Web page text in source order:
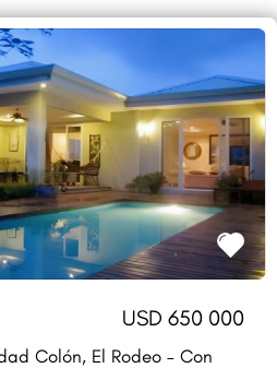
USD 650 000
Colón, El Rodeo – Con